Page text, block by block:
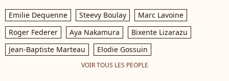
Emilie Dequenne Steevy Boulay
Marc Lavoine
Roger Federer
Aya Nakamura
Bixente Lizarazu
Jean-Baptiste Marteau
Elodie Gossuin
VOIR TOUS LES PEOPLE